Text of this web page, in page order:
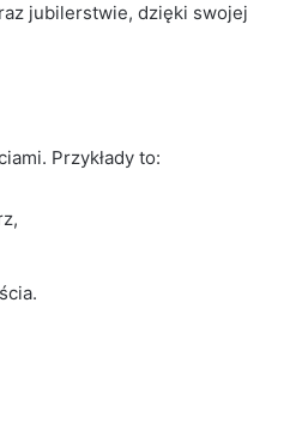
jubilerstwie, dzięki swojej
Przykłady to: